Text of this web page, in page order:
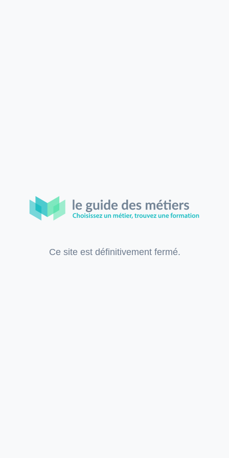
Ce site est définitivement fermé.